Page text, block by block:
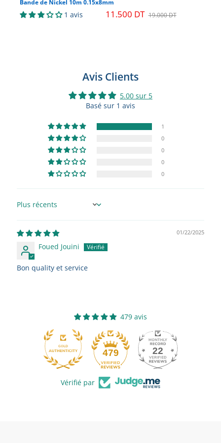
Bande de Nickel 10m 0.15x8mm
1 avis 11.500 DT 19.000 DT
Avis Clients
5.00 sur 5
Basé sur 1 avis
1
0
0
0
0
Sort by
01/22/2025
Foued Jouini
Bon quality et service
479 avis
479 22
Vérifié par